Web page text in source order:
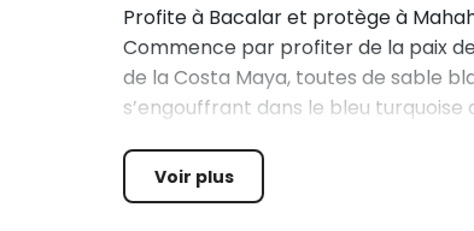
Profite à Bacalar et protège à
Commence par profiter de la paix
de la Costa Maya, toutes de sable
s’engouffrant dans le bleu turquoise
Alors plonge tête la première dans la
Voir plus